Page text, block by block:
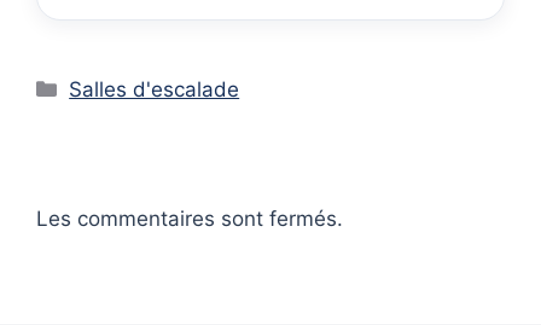
Catégories
Salles d'escalade
Les commentaires sont fermés.